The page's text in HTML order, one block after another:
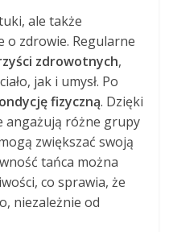
ale także
o zdrowie. Regularne
zdrowotnych,
jak i umysł. Po
fizyczną. Dzięki
różne grupy
zwiększać swoją
tańca można
co sprawia, że
niezależnie od